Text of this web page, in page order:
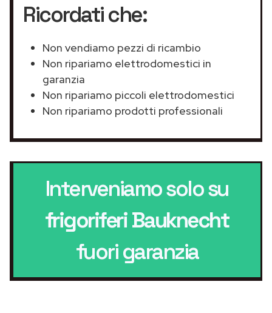
Ricordati che:
Non vendiamo pezzi di ricambio
Non ripariamo elettrodomestici in
garanzia
Non ripariamo piccoli elettrodomestici
Non ripariamo prodotti professionali
Interveniamo solo su
frigoriferi Bauknecht
fuori garanzia